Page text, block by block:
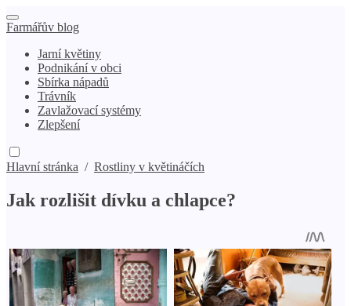
Farmářův blog
Jarní květiny
Podnikání v obci
Sbírka nápadů
Trávník
Zavlažovací systémy
Zlepšení
Hlavní stránka / Rostliny v květináčích
Jak rozlišit dívku a chlapce?